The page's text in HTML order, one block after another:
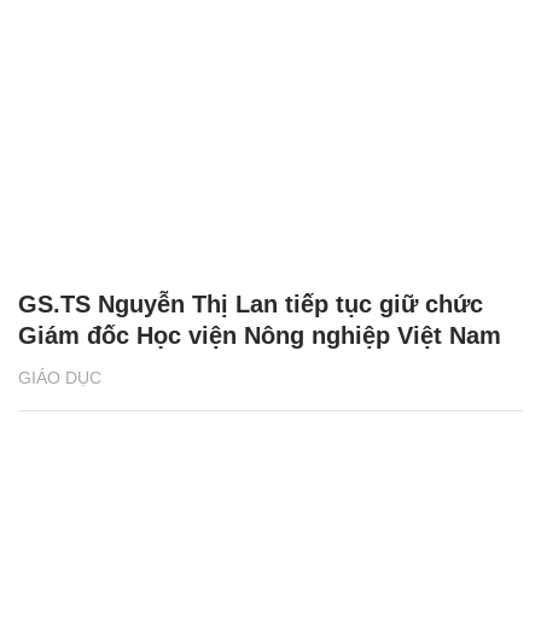
GIÁO DỤC
GS.TS Nguyễn Thị Lan tiếp tục giữ chức
Giám đốc Học viện Nông nghiệp Việt Nam